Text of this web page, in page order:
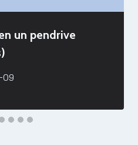
un pendrive
09